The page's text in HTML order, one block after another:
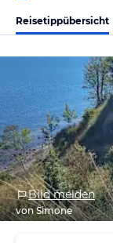
Reisetippübersicht
Bild melden
von Simone